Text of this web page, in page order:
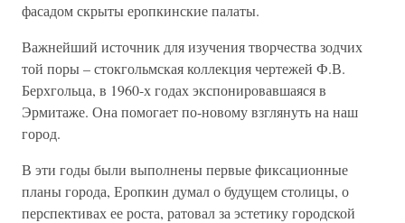
фасадом скрыты еропкинские палаты.
Важнейший источник для изучения творчества зодчих
той поры – стокгольмская коллекция чертежей Ф.В.
Берхгольца, в 1960-х годах экспонировавшаяся в
Эрмитаже. Она помогает по-новому взглянуть на наш
город.
В эти годы были выполнены первые фиксационные
планы города, Еропкин думал о будущем столицы, о
перспективах ее роста, ратовал за эстетику городской